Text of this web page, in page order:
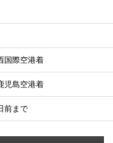
国際空港着
児島空港着
前まで